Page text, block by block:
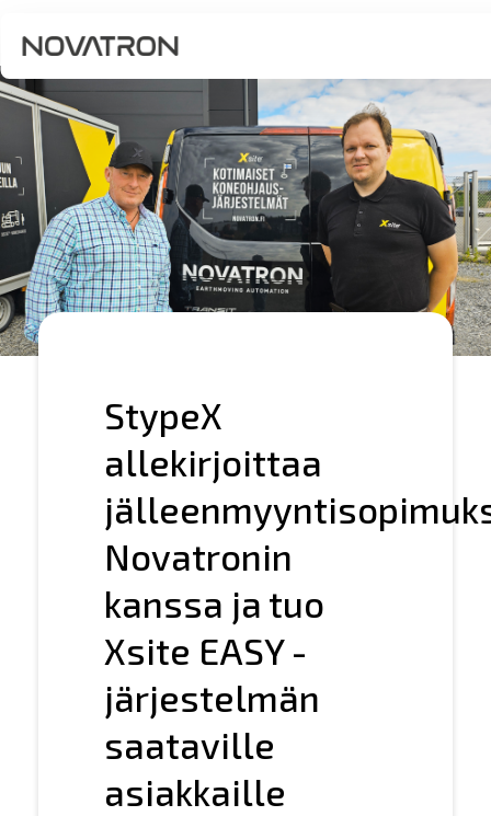
StypeX
allekirjoittaa
Novatronin
kanssa ja tuo
Xsite EASY -
järjestelmän
saataville
asiakkaille